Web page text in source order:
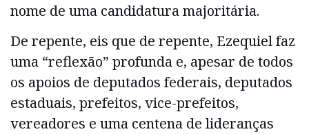
nome de uma candidatura majoritária.
De repente, eis que de repente, Ezequiel faz
uma “reflexão” profunda e, apesar de todos
os apoios de deputados federais, deputados
estaduais, prefeitos, vice-prefeitos,
vereadores e uma centena de lideranças